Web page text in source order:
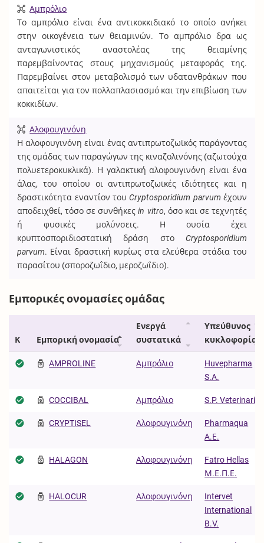
Αμπρόλιο
Το αμπρόλιο είναι ένα αντικοκκιδιακό το οποίο ανήκει
στην οικογένεια των θειαμινών. Το αμπρόλιο δρα ως
ανταγωνιστικός αναστολέας της θειαμίνης
παρεμβαίνοντας στους μηχανισμούς μεταφοράς της.
Παρεμβαίνει στον μεταβολισμό των υδατανθράκων που
απαιτείται για τον πολλαπλασιασμό και την επιβίωση των
κοκκιδίων.
Αλοφουγινόνη
Η αλοφουγινόνη είναι ένας αντιπρωτοζωϊκός παράγοντας
της ομάδας των παραγώγων της κιναζολινόνης (αζωτούχα
πολυετεροκυκλικά). Η γαλακτική αλοφουγινόνη είναι ένα
άλας, του οποίου οι αντιπρωτοζωϊκές ιδιότητες και η
δραστικότητα εναντίον τουCryptosporidium parvum έχουν
αποδειχθεί, τόσο σε συνθήκεςin vitro, όσο και σε τεχνητές
ή φυσικές μολύνσεις. Η ουσία έχει
κρυπτοσποριδιοστατική δράση στο Cryptosporidium
parvum. Είναι δραστική κυρίως στα ελεύθερα στάδια του
παρασίτου (σποροζωΐδιο, μεροζωΐδιο).
Εμπορικές ονομασίες ομάδας
Κ Εμπορική ονομασία
Ενεργά
συστατικά
Υπεύθυνος
κυκλοφορίας
AMPROLINE Αμπρόλιο
Huvepharma
S.A.
COCCIBAL Αμπρόλιο S.P. Veterinaria
CRYPTISEL Αλοφουγινόνη
Pharmaqua
Α.Ε.
HALAGON Αλοφουγινόνη
Fatro Hellas
Μ.Ε.Π.Ε.
HALOCUR Αλοφουγινόνη
Intervet
International
B.V.